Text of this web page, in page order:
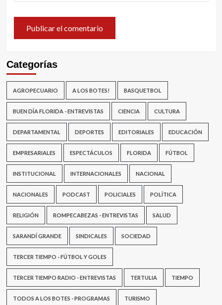
Categorías
AGROPECUARIO A LOS BOTES! BASQUETBOL
BUEN DÍA FLORIDA - ENTREVISTAS CIENCIA CULTURA
DEPARTAMENTAL DEPORTES EDITORIALES EDUCACIÓN
EMPRESARIALES ESPECTÁCULOS FLORIDA FÚTBOL
INSTITUCIONAL INTERNACIONALES NACIONAL
NACIONALES PODCAST POLICIALES POLÍTICA
RELIGIÓN ROMPECABEZAS - ENTREVISTAS SALUD
SARANDÍ GRANDE SINDICALES SOCIEDAD
TERCER TIEMPO - FÚTBOL Y GOLES
TERCER TIEMPO RADIO - ENTREVISTAS TERTULIA TIEMPO
TODOS A LOS BOTES - PROGRAMAS TURISMO